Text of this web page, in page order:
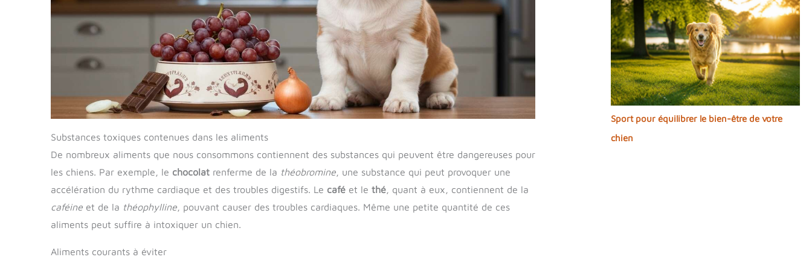
Substances toxiques contenues dans les aliments
De nombreux aliments que nous consommons contiennent des substances qui peuvent être dangereuses pour
les chiens. Par exemple, le chocolat renferme de la théobromine, une substance qui peut provoquer une
accélération du rythme cardiaque et des troubles digestifs. Le café et le thé, quant à eux, contiennent de la
caféine et de la théophylline, pouvant causer des troubles cardiaques. Même une petite quantité de ces
aliments peut suffire à intoxiquer un chien.
Aliments courants à éviter
Sport pour équilibrer le bien-être de votre
chien